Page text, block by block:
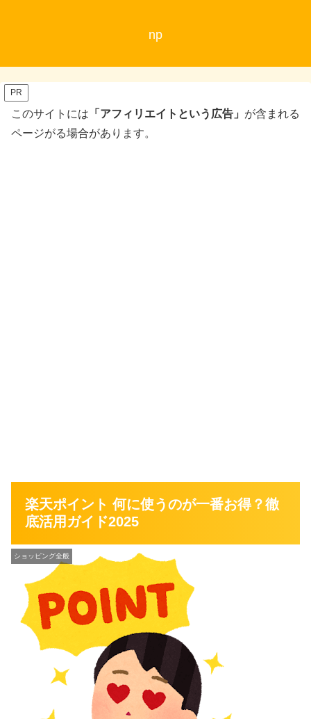
np
PR
このサイトには 「アフィリエイトという広告」 が含まれる
ページがる場合があります。
楽天ポイント 何に使うのが一番お得？徹
底活用ガイド2025
ショッピング全般